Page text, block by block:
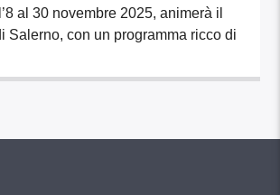
al 30 novembre 2025, animerà il
Salerno, con un programma ricco di